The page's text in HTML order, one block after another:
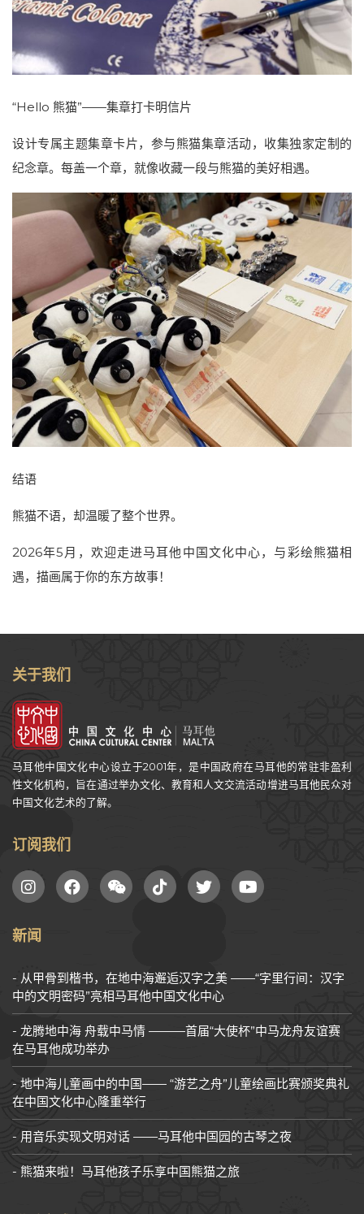
“Hello 熊猫”——集章打卡明信片
设计专属主题集章卡片，参与熊猫集章活动，收集独家定制的
纪念章。每盖一个章，就像收藏一段与熊猫的美好相遇。
结语
熊猫不语，却温暖了整个世界。
2026年5月，欢迎走进马耳他中国文化中心，与彩绘熊猫相
遇，描画属于你的东方故事！
关于我们
马耳他中国文化中心设立于2001年，是中国政府在马耳他的常驻非盈利
性文化机构，旨在通过举办文化、教育和人文交流活动增进马耳他民众对
中国文化艺术的了解。
订阅我们
新闻
从甲骨到楷书，在地中海邂逅汉字之美 ——“字里行间：汉字
中的文明密码”亮相马耳他中国文化中心
龙腾地中海 舟载中马情 ———首届“大使杯”中马龙舟友谊赛
在马耳他成功举办
地中海儿童画中的中国—— “游艺之舟”儿童绘画比赛颁奖典礼
在中国文化中心隆重举行
用音乐实现文明对话 ——马耳他中国园的古琴之夜
熊猫来啦！马耳他孩子乐享中国熊猫之旅